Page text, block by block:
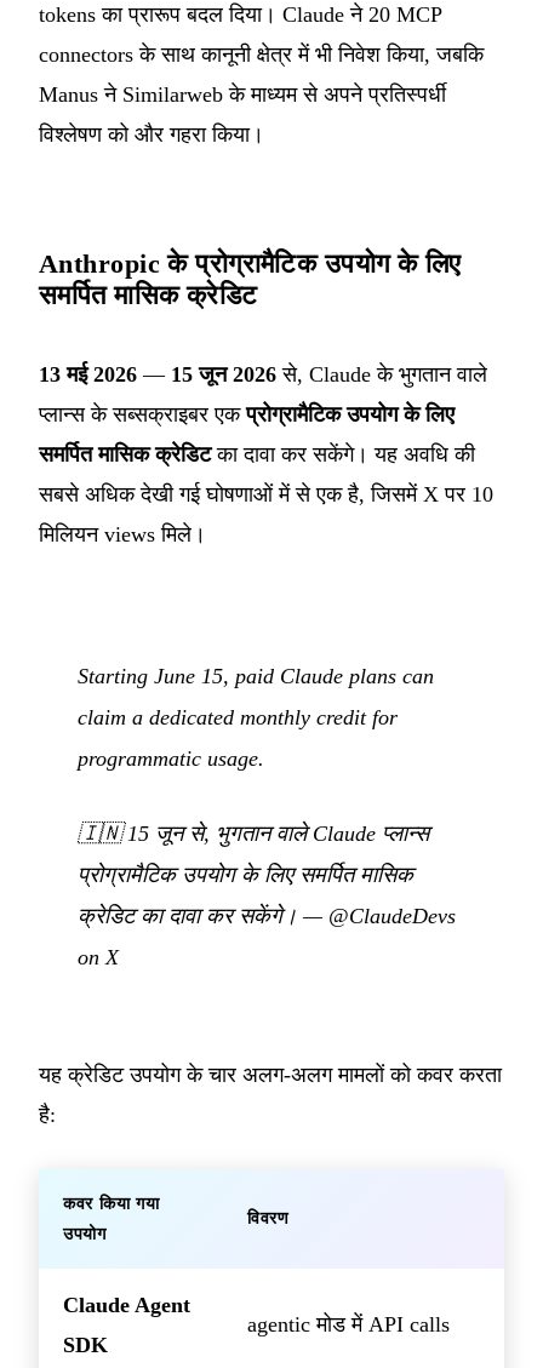
tokens का प्रारूप बदल दिया। Claude ने 20 MCP
connectors के साथ कानूनी क्षेत्र में भी निवेश किया, जबकि
Manus ने Similarweb के माध्यम से अपने प्रतिस्पर्धी
विश्लेषण को और गहरा किया।
Anthropic के प्रोग्रामैटिक उपयोग के लिए
समर्पित मासिक क्रेडिट
13 मई 2026 — 15 जून 2026 से, Claude के भुगतान वाले
प्लान्स के सब्सक्राइबर एकप्रोग्रामैटिक उपयोग के लिए
समर्पित मासिक क्रेडिटका दावा कर सकेंगे। यह अवधि की
सबसे अधिक देखी गई घोषणाओं में से एक है, जिसमें X पर 10
मिलियन views मिले।
Starting June 15, paid Claude plans can
claim a dedicated monthly credit for
programmatic usage.
🇮🇳15 जून से, भुगतान वाले Claude प्लान्स
प्रोग्रामैटिक उपयोग के लिए समर्पित मासिक
क्रेडिट का दावा कर सकेंगे। — @ClaudeDevs
on X
यह क्रेडिट उपयोग के चार अलग-अलग मामलों को कवर करता
है:
कवर किया गया
उपयोग
विवरण
Claude Agent
SDK
agentic मोड में API calls